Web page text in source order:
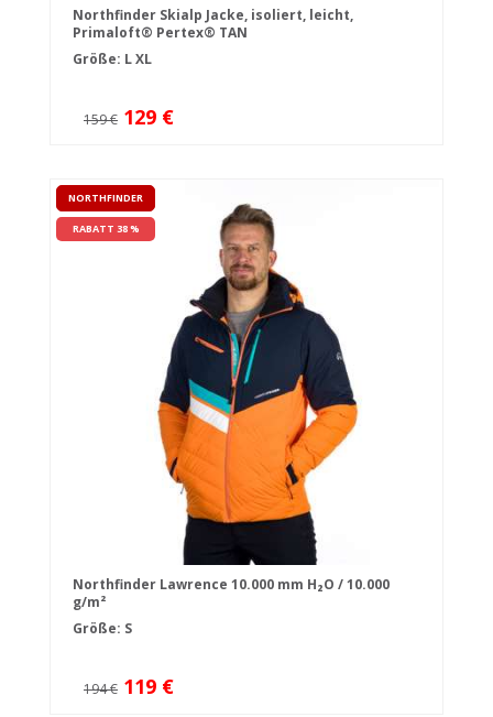
Northfinder Skialp Jacke, isoliert, leicht,
Primaloft® Pertex® TAN
Größe: LXL
159 € 129 €
NORTHFINDER
RABATT 38 %
Northfinder Lawrence 10.000 mm H₂O / 10.000
g/m²
Größe: S
194 € 119 €